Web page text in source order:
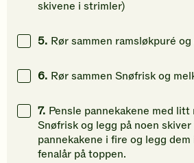
skivene i strimler)
5. Rør sammen ramsløkpuré
6. Rør sammen Snøfrisk og
7. Pensle pannekakene med litt
Snøfrisk og legg på noen
pannekakene i fire og legg
fenalår på toppen.